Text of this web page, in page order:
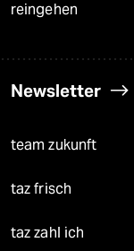
reingehen
Newsletter
team zukunft
taz frisch
taz zahl ich